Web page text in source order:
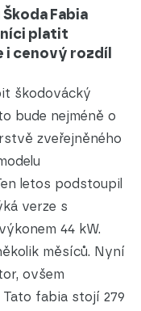
Fabia
platit
i cenový rozdíl
škodovácký
bude nejméně o
zveřejněného
letos podstoupil
verze s
44 kW.
měsíců. Nyní
ovšem
fabia stojí 279